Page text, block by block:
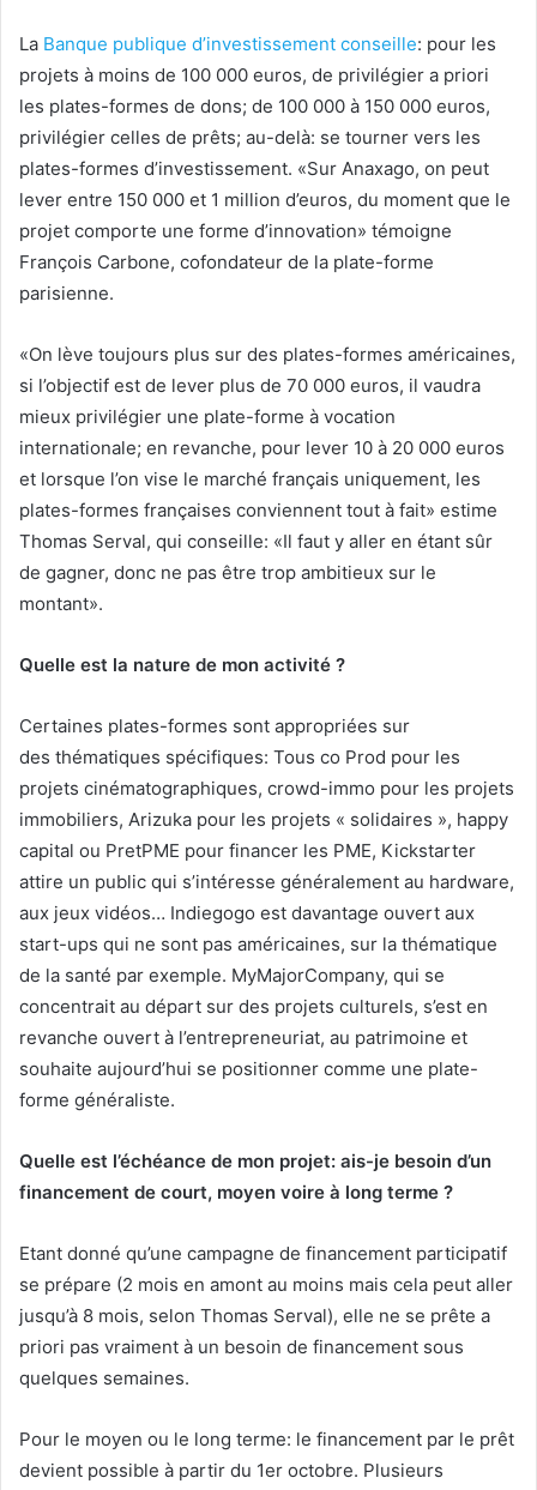
La Banque publique d’investissement conseille: pour les
projets à moins de 100 000 euros, de privilégier a priori
les plates-formes de dons; de 100 000 à 150 000 euros,
privilégier celles de prêts; au-delà: se tourner vers les
plates-formes d’investissement. «Sur Anaxago, on peut
lever entre 150 000 et 1 million d’euros, du moment que le
projet comporte une forme d’innovation» témoigne
François Carbone, cofondateur de la plate-forme
parisienne.
«On lève toujours plus sur des plates-formes américaines,
si l’objectif est de lever plus de 70 000 euros, il vaudra
mieux privilégier une plate-forme à vocation
internationale; en revanche, pour lever 10 à 20 000 euros
et lorsque l’on vise le marché français uniquement, les
plates-formes françaises conviennent tout à fait» estime
Thomas Serval, qui conseille: «Il faut y aller en étant sûr
de gagner, donc ne pas être trop ambitieux sur le
montant».
Quelle est la nature de mon activité ?
Certaines plates-formes sont appropriées sur
des thématiques spécifiques: Tous co Prod pour les
projets cinématographiques, crowd-immo pour les projets
immobiliers, Arizuka pour les projets « solidaires », happy
capital ou PretPME pour financer les PME, Kickstarter
attire un public qui s’intéresse généralement au hardware,
aux jeux vidéos… Indiegogo est davantage ouvert aux
start-ups qui ne sont pas américaines, sur la thématique
de la santé par exemple. MyMajorCompany, qui se
concentrait au départ sur des projets culturels, s’est en
revanche ouvert à l’entrepreneuriat, au patrimoine et
souhaite aujourd’hui se positionner comme une plate-
forme généraliste.
Quelle est l’échéance de mon projet: ais-je besoin d’un
financement de court, moyen voire à long terme ?
Etant donné qu’une campagne de financement participatif
se prépare (2 mois en amont au moins mais cela peut aller
jusqu’à 8 mois, selon Thomas Serval), elle ne se prête a
priori pas vraiment à un besoin de financement sous
quelques semaines.
Pour le moyen ou le long terme: le financement par le prêt
devient possible à partir du 1er octobre. Plusieurs